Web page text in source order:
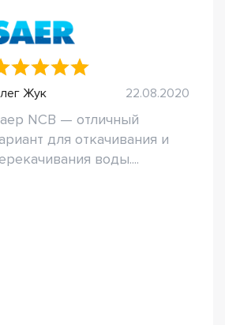
Жук 22.08.2020
NCB — отличный
для откачивания и
воды....